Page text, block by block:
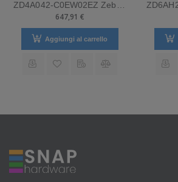
647,91 €
Aggiungi al carrello